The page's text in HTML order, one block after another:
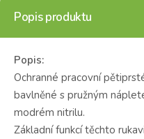
Popis produktu
Popis:
Ochranné pracovní
bavlněné s pružným
modrém nitrilu.
Základní funkcí těchto